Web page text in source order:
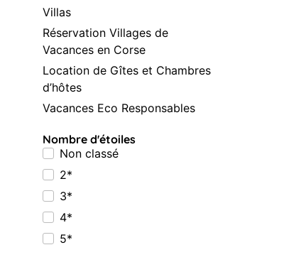
Villas
Réservation Villages de
Vacances en Corse
Location de Gîtes et Chambres
d’hôtes
Vacances Eco Responsables
Nombre d'étoiles
Non classé
2*
3*
4*
5*